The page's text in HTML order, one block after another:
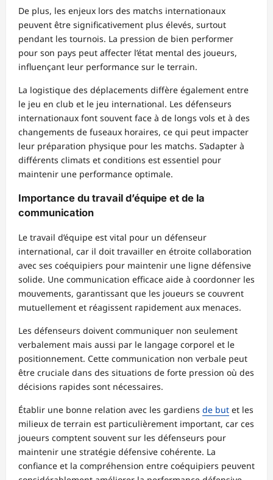
De plus, les enjeux lors des matchs internationaux
peuvent être significativement plus élevés, surtout
pendant les tournois. La pression de bien performer
pour son pays peut affecter l’état mental des joueurs,
influençant leur performance sur le terrain.
La logistique des déplacements diffère également entre
le jeu en club et le jeu international. Les défenseurs
internationaux font souvent face à de longs vols et à des
changements de fuseaux horaires, ce qui peut impacter
leur préparation physique pour les matchs. S’adapter à
différents climats et conditions est essentiel pour
maintenir une performance optimale.
Importance du travail d’équipe et de la
communication
Le travail d’équipe est vital pour un défenseur
international, car il doit travailler en étroite collaboration
avec ses coéquipiers pour maintenir une ligne défensive
solide. Une communication efficace aide à coordonner les
mouvements, garantissant que les joueurs se couvrent
mutuellement et réagissent rapidement aux menaces.
Les défenseurs doivent communiquer non seulement
verbalement mais aussi par le langage corporel et le
positionnement. Cette communication non verbale peut
être cruciale dans des situations de forte pression où des
décisions rapides sont nécessaires.
Établir une bonne relation avec les gardiens de but et les
milieux de terrain est particulièrement important, car ces
joueurs comptent souvent sur les défenseurs pour
maintenir une stratégie défensive cohérente. La
confiance et la compréhension entre coéquipiers peuvent